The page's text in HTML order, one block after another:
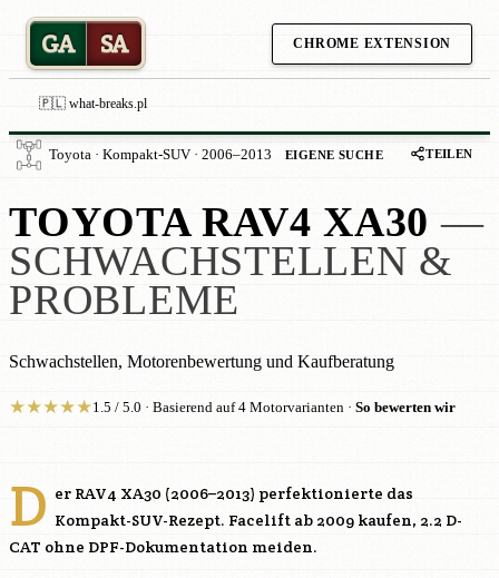
GA SA CHROME EXTENSION
🇵🇱 what-breaks.pl
Toyota · Kompakt-SUV · 2006–2013 EIGENE SUCHE TEILEN
TOYOTA RAV4 XA30 —
SCHWACHSTELLEN &
PROBLEME
Schwachstellen, Motorenbewertung und Kaufberatung
★★★★★1.5 / 5.0 · Basierend auf 4 Motorvarianten · So bewerten wir
D er RAV4 XA30 (2006–2013) perfektionierte das
Kompakt-SUV-Rezept. Facelift ab 2009 kaufen, 2.2 D-
CAT ohne DPF-Dokumentation meiden.